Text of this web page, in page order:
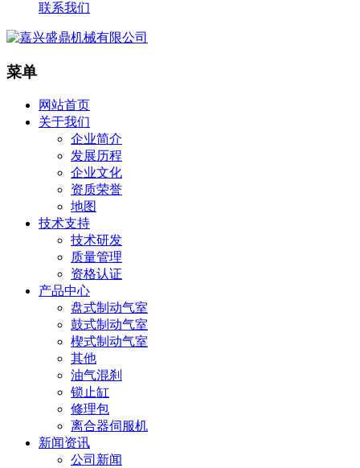
联系我们
菜单
网站首页
关于我们
企业简介
发展历程
企业文化
资质荣誉
地图
技术支持
技术研发
质量管理
资格认证
产品中心
盘式制动气室
鼓式制动气室
楔式制动气室
其他
油气混刹
锁止缸
修理包
离合器伺服机
新闻资讯
公司新闻